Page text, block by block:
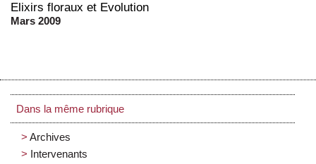
Elixirs floraux et Evolution
Mars 2009
Dans la même rubrique
Archives
Intervenants